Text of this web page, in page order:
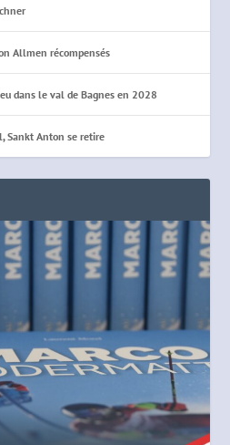
Allmen récompensés
dans le val de Bagnes en 2028
Sankt Anton se retire